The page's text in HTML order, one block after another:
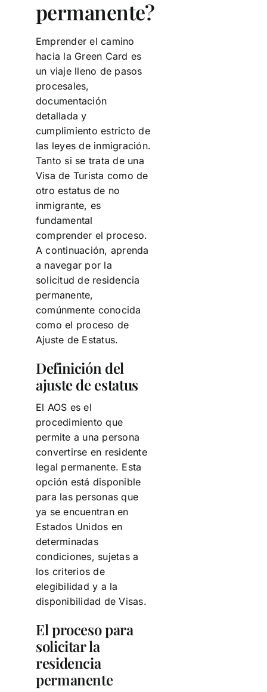
permanente?
Emprender el camino
hacia la Green Card es
un viaje lleno de pasos
procesales,
documentación
detallada y
cumplimiento estricto de
las leyes de inmigración.
Tanto si se trata de una
Visa de Turista como de
otro estatus de no
inmigrante, es
fundamental
comprender el proceso.
A continuación, aprenda
a navegar por la
solicitud de residencia
permanente,
comúnmente conocida
como el proceso de
Ajuste de Estatus.
Definición del
ajuste de estatus
El AOS es el
procedimiento que
permite a una persona
convertirse en residente
legal permanente. Esta
opción está disponible
para las personas que
ya se encuentran en
Estados Unidos en
determinadas
condiciones, sujetas a
los criterios de
elegibilidad y a la
disponibilidad de Visas.
El proceso para
solicitar la
residencia
permanente